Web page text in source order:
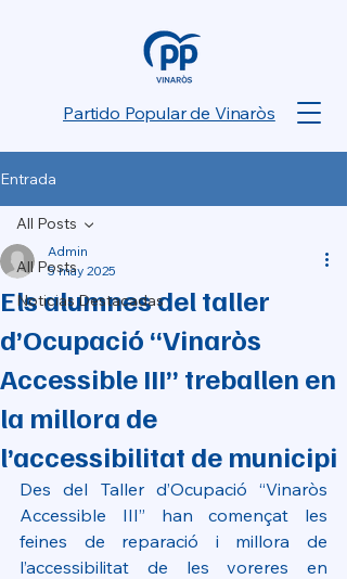
Partido Popular de Vinaròs
Entrada
All Posts
Noticias Destacadas
All Posts
Els alumnes del taller
d’Ocupació “Vinaròs
Accessible III” treballen en
la millora de
l’accessibilitat de municipi
Admin
5 may 2025
Des del Taller d’Ocupació “Vinaròs
Accessible III” han començat les
feines de reparació i millora de
l’accessibilitat de les voreres en